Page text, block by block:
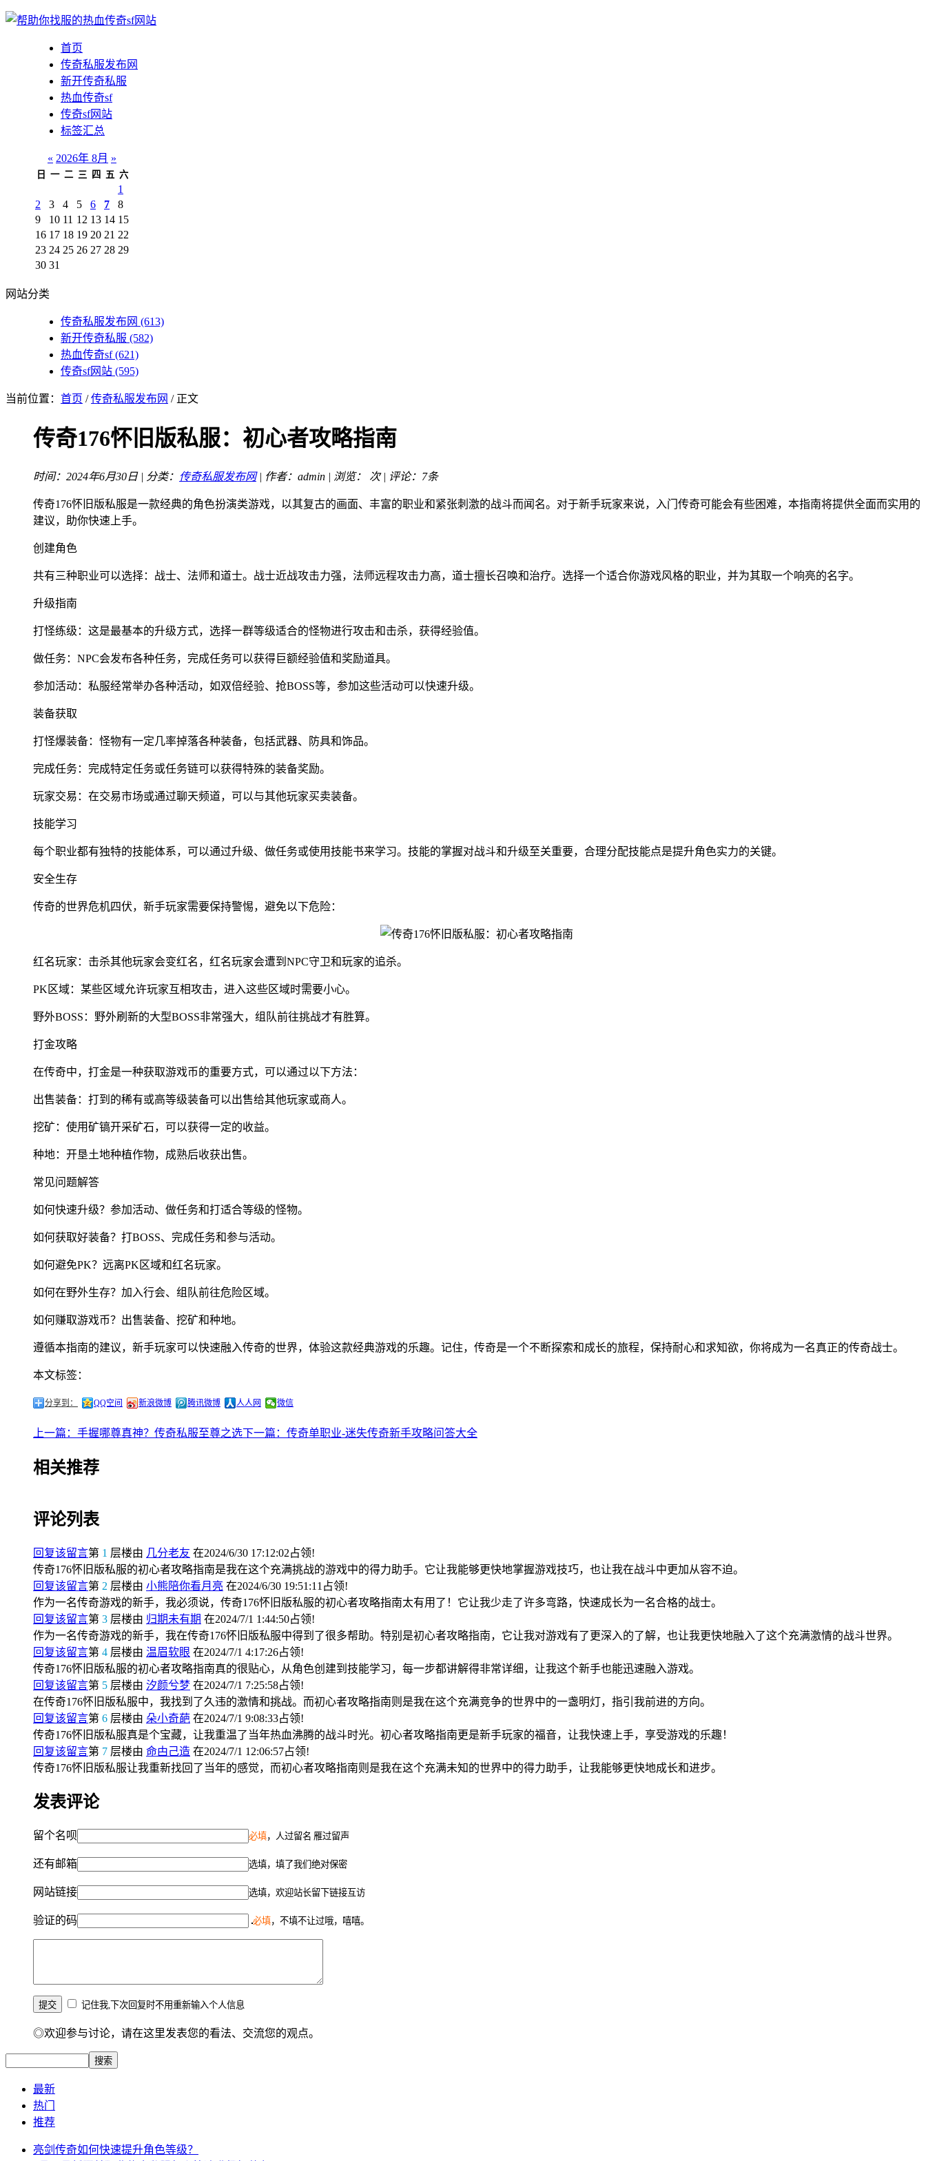
首页
传奇私服发布网
新开传奇私服
热血传奇sf
传奇sf网站
标签汇总
« 2026年 8月 »
日 一 二 三 四 五 六
1
2
3 4 5 6 7
8
9
10 11 12 13 14 15
16 17 18 19 20 21 22
23 24 25 26 27 28 29
30 31
网站分类
传奇私服发布网 (613)
新开传奇私服 (582)
热血传奇sf(621)
传奇sf网站 (595)
当前位置： 首页 /传奇私服发布网 / 正文
传奇176怀旧版私服：初心者攻略指南
时间：2024年6月30日 | 分类： 传奇私服发布网| 作者：admin | 浏览： 次 | 评论：7条
传奇176怀旧版私服是一款经典的角色扮演类游戏，以其复古的画面、丰富的职业和紧张刺激的战斗而闻名。对于新手玩家来说，入门传奇可能会有些困难，本指南将提供全面而实用的
建议，助你快速上手。
创建角色
共有三种职业可以选择：战士、法师和道士。战士近战攻击力强，法师远程攻击力高，道士擅长召唤和治疗。选择一个适合你游戏风格的职业，并为其取一个响亮的名字。
升级指南
打怪练级：这是最基本的升级方式，选择一群等级适合的怪物进行攻击和击杀，获得经验值。
做任务：NPC会发布各种任务，完成任务可以获得巨额经验值和奖励道具。
参加活动：私服经常举办各种活动，如双倍经验、抢BOSS等，参加这些活动可以快速升级。
装备获取
打怪爆装备：怪物有一定几率掉落各种装备，包括武器、防具和饰品。
完成任务：完成特定任务或任务链可以获得特殊的装备奖励。
玩家交易：在交易市场或通过聊天频道，可以与其他玩家买卖装备。
技能学习
每个职业都有独特的技能体系，可以通过升级、做任务或使用技能书来学习。技能的掌握对战斗和升级至关重要，合理分配技能点是提升角色实力的关键。
安全生存
传奇的世界危机四伏，新手玩家需要保持警惕，避免以下危险：
红名玩家：击杀其他玩家会变红名，红名玩家会遭到NPC守卫和玩家的追杀。
PK区域：某些区域允许玩家互相攻击，进入这些区域时需要小心。
野外BOSS：野外刷新的大型BOSS非常强大，组队前往挑战才有胜算。
打金攻略
在传奇中，打金是一种获取游戏币的重要方式，可以通过以下方法：
出售装备：打到的稀有或高等级装备可以出售给其他玩家或商人。
挖矿：使用矿镐开采矿石，可以获得一定的收益。
种地：开垦土地种植作物，成熟后收获出售。
常见问题解答
如何快速升级？参加活动、做任务和打适合等级的怪物。
如何获取好装备？打BOSS、完成任务和参与活动。
如何避免PK？远离PK区域和红名玩家。
如何在野外生存？加入行会、组队前往危险区域。
如何赚取游戏币？出售装备、挖矿和种地。
遵循本指南的建议，新手玩家可以快速融入传奇的世界，体验这款经典游戏的乐趣。记住，传奇是一个不断探索和成长的旅程，保持耐心和求知欲，你将成为一名真正的传奇战士。
本文标签：
分享到： QQ空间 新浪微博 腾讯微博 人人网 微信
上一篇：手握哪尊真神？传奇私服至尊之选下一篇：传奇单职业-迷失传奇新手攻略问答大全
相关推荐
评论列表
回复该留言第 1 层楼由 几分老友 在2024/6/30 17:12:02占领!
传奇176怀旧版私服的初心者攻略指南是我在这个充满挑战的游戏中的得力助手。它让我能够更快地掌握游戏技巧，也让我在战斗中更加从容不迫。
回复该留言第 2 层楼由 小熊陪你看月亮 在2024/6/30 19:51:11占领!
作为一名传奇游戏的新手，我必须说，传奇176怀旧版私服的初心者攻略指南太有用了！它让我少走了许多弯路，快速成长为一名合格的战士。
回复该留言第 3 层楼由 归期未有期 在2024/7/1 1:44:50占领!
作为一名传奇游戏的新手，我在传奇176怀旧版私服中得到了很多帮助。特别是初心者攻略指南，它让我对游戏有了更深入的了解，也让我更快地融入了这个充满激情的战斗世界。
回复该留言第 4 层楼由 温眉软眼 在2024/7/1 4:17:26占领!
传奇176怀旧版私服的初心者攻略指南真的很贴心，从角色创建到技能学习，每一步都讲解得非常详细，让我这个新手也能迅速融入游戏。
回复该留言第 5 层楼由 汐颜兮梦 在2024/7/1 7:25:58占领!
在传奇176怀旧版私服中，我找到了久违的激情和挑战。而初心者攻略指南则是我在这个充满竞争的世界中的一盏明灯，指引我前进的方向。
回复该留言第 6 层楼由 朵小奇葩 在2024/7/1 9:08:33占领!
传奇176怀旧版私服真是个宝藏，让我重温了当年热血沸腾的战斗时光。初心者攻略指南更是新手玩家的福音，让我快速上手，享受游戏的乐趣！
回复该留言第 7 层楼由 命甴己造 在2024/7/1 12:06:57占领!
传奇176怀旧版私服让我重新找回了当年的感觉，而初心者攻略指南则是我在这个充满未知的世界中的得力助手，让我能够更快地成长和进步。
发表评论
留个名呗 必填，人过留名 雁过留声
还有邮箱 选填，填了我们绝对保密
网站链接 选填，欢迎站长留下链接互访
验证的码 必填，不填不让过哦，嘻嘻。
记住我,下次回复时不用重新输入个人信息
◎欢迎参与讨论，请在这里发表您的看法、交流您的观点。
最新
热门
推荐
亮剑传奇如何快速提升角色等级？